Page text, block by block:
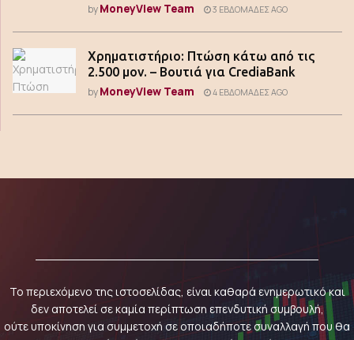
byMoneyView Team 3 ΕΒΔΟΜΆΔΕΣ AGO
Χρηματιστήριο: Πτώση κάτω από τις
2.500 μον. – Βουτιά για CrediaBank
byMoneyView Team 4 ΕΒΔΟΜΆΔΕΣ AGO
Το περιεχόμενο της ιστοσελίδας, είναι καθαρά ενημερωτικό και
δεν αποτελεί σε καμία περίπτωση επενδυτική συμβουλή,
ούτε υποκίνηση για συμμετοχή σε οποιαδήποτε συναλλαγή που θα